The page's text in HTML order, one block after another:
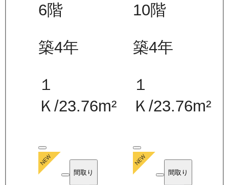
6階
築4年
１
Ｋ/23.76m²
10階
築4年
１
Ｋ /23.76m²
間取り 間取り